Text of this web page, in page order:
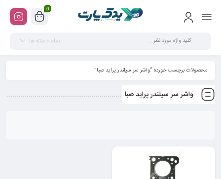
0
تمام دسته ها
محصولات برچسب خورده “واشر سر سیلندر پراید صبا”
واشر سر سیلندر پراید صبا